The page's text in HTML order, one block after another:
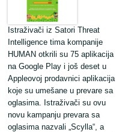
Istraživači iz Satori Threat
Intelligence tima kompanije
HUMAN otkrili su 75 aplikacija
na Google Play i još deset u
Appleovoj prodavnici aplikacija
koje su umešane u prevare sa
oglasima. Istraživači su ovu
novu kampanju prevara sa
oglasima nazvali „Scylla“, a